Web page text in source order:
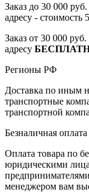
Заказ до 30 000
адресу - стоимость
Заказ от 30 000
адресу
Регионы РФ
Доставка по иным
транспортные
транспортной
Безналичная
Оплата товара по
юридическими
менеджером вам